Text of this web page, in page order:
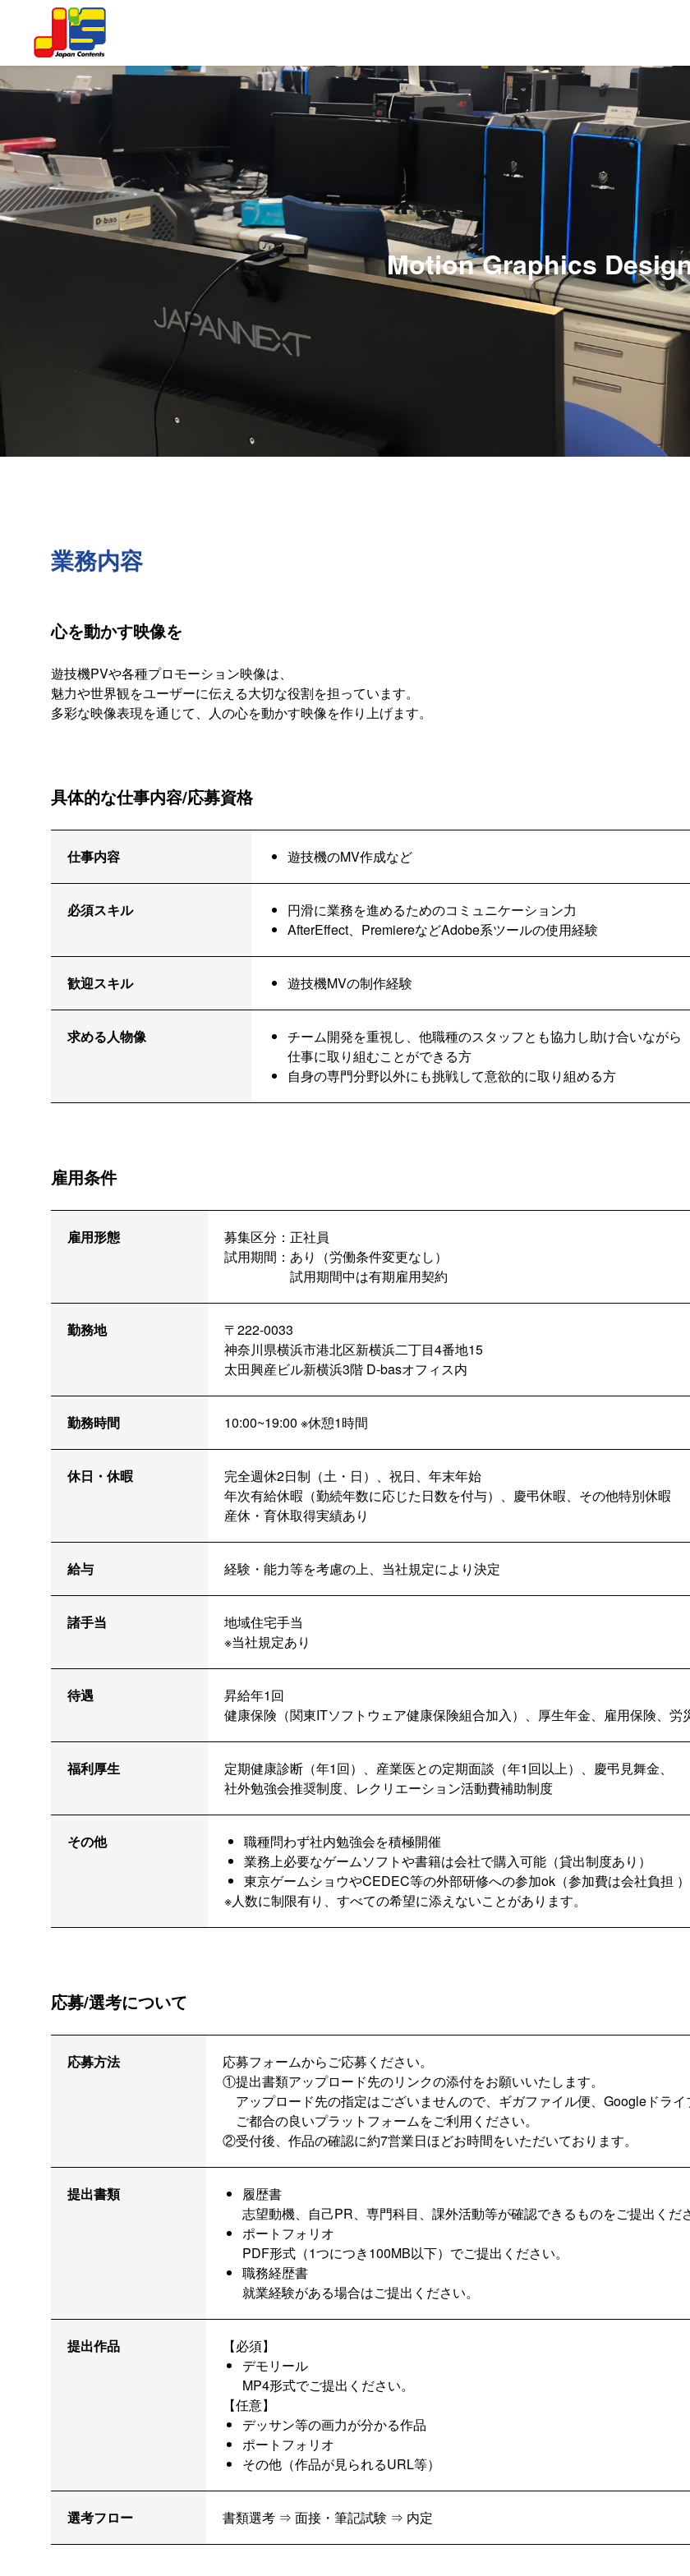
Motion Graphics
業務内容
心を動かす映像を
遊技機PVや各種プロモーション映像は、
魅力や世界観をユーザーに伝える大切な役割を担っています。
多彩な映像表現を通じて、人の心を動かす映像を作り上げます。
具体的な仕事内容/応募資格
仕事内容 遊技機のMV作成など
必須スキル
円滑に業務を進めるためのコミュニケーション力
AfterEffect、PremiereなどAdobe系ツールの使用経験
歓迎スキル 遊技機MVの制作経験
求める人物像
チーム開発を重視し、他職種のスタッフとも協力し助け合いながら
仕事に取り組むことができる方
自身の専門分野以外にも挑戦して意欲的に取り組める方
雇用条件
雇用形態 募集区分： 正社員
試用期間： あり（労働条件変更なし）
試用期間中は有期雇用契約
勤務地
〒222-0033
神奈川県横浜市港北区新横浜二丁目4番地15
太田興産ビル新横浜3階 D-basオフィス内
勤務時間 10:00~19:00 ※休憩1時間
休日・休暇
完全週休2日制（土・日）、祝日、年末年始
年次有給休暇（勤続年数に応じた日数を付与）、慶弔休暇、その他特別休暇
産休・育休取得実績あり
給与 経験・能力等を考慮の上、当社規定により決定
諸手当
地域住宅手当
※当社規定あり
待遇
昇給年1回
健康保険（関東ITソフトウェア健康保険組合加入）、厚生年金、雇用保険、労
福利厚生
定期健康診断（年1回）、産業医との定期面談（年1回以上）、慶弔見舞金、
社外勉強会推奨制度、レクリエーション活動費補助制度
その他
職種問わず社内勉強会を積極開催
業務上必要なゲームソフトや書籍は会社で購入可能（貸出制度あり）
東京ゲームショウやCEDEC等の外部研修への参加ok（参加費は会社負担 ）
※人数に制限有り、すべての希望に添えないことがあります。
応募/選考について
応募方法
応募フォームからご応募ください。
①提出書類アップロード先のリンクの添付をお願いいたします。
アップロード先の指定はございませんので、ギガファイル便、Googleドライ
ご都合の良いプラットフォームをご利用ください。
②受付後、作品の確認に約7営業日ほどお時間をいただいております。
提出書類
履歴書
志望動機、自己PR、専門科目、課外活動等が確認できるものをご提出くださ
ポートフォリオ
PDF形式（1つにつき100MB以下）でご提出ください。
職務経歴書
就業経験がある場合はご提出ください。
提出作品
【必須】
デモリール
MP4形式でご提出ください。
【任意】
デッサン等の画力が分かる作品
ポートフォリオ
その他（作品が見られるURL等）
選考フロー 書類選考 ⇒ 面接・筆記試験 ⇒ 内定